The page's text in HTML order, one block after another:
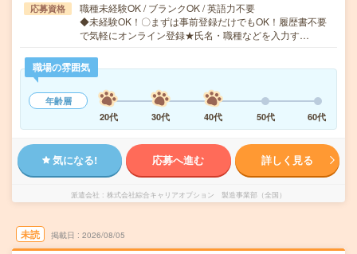
応募資格
職種未経験OK / ブランクOK / 英語力不要
◆未経験OK！〇まずは事前登録だけでもOK！履歴書不要
で気軽にオンライン登録★氏名・職種などを入力す…
職場の雰囲気
年齢層
20代
30代 40代 50代 60代
気になる! 応募へ進む 詳しく見る
派遣会社 株式会社綜合キャリアオプション 製造事業部（全国）
未読 掲載日 2026/08/05